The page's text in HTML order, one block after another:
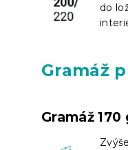
do
Gramáž
Gramáž 170